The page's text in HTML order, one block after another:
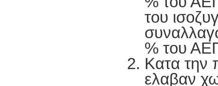
του
% του
Κατα την
ελαβαν